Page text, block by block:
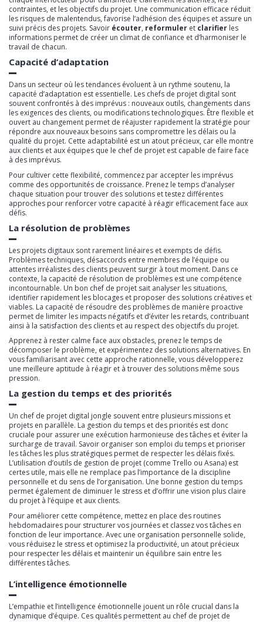
contraintes, et les objectifs du projet. Une communication efficace réduit
les risques de malentendus, favorise l’adhésion des équipes et assure un
suivi précis des projets. Savoir écouter, reformuler et clarifier les
informations permet de créer un climat de confiance et d’harmoniser le
travail de chacun.
Capacité d’adaptation
Dans un secteur où les tendances évoluent à un rythme soutenu, la
capacité d’adaptation est essentielle. Les chefs de projet digital sont
souvent confrontés à des imprévus : nouveaux outils, changements dans
les exigences des clients, ou modifications technologiques. Être flexible et
ouvert au changement permet de réajuster rapidement la stratégie pour
répondre aux nouveaux besoins sans compromettre les délais ou la
qualité du projet. Cette adaptabilité est un atout précieux, car elle montre
aux clients et aux équipes que le chef de projet est capable de faire face
à des imprévus.
Pour cultiver cette flexibilité, commencez par accepter les imprévus
comme des opportunités de croissance. Prenez le temps d’analyser
chaque situation pour trouver des solutions et testez différentes
approches pour renforcer votre capacité à réagir efficacement face aux
défis.
La résolution de problèmes
Les projets digitaux sont rarement linéaires et exempts de défis.
Problèmes techniques, désaccords entre membres de l’équipe ou
attentes irréalistes des clients peuvent surgir à tout moment. Dans ce
contexte, la capacité de résolution de problèmes est une compétence
incontournable. Un bon chef de projet sait analyser les situations,
identifier rapidement les blocages et proposer des solutions créatives et
viables. La capacité de résoudre des problèmes de manière proactive
permet de limiter les impacts négatifs et d’éviter les retards, contribuant
ainsi à la satisfaction des clients et au respect des objectifs du projet.
Apprenez à rester calme face aux obstacles, prenez le temps de
décomposer le problème, et expérimentez des solutions alternatives. En
vous familiarisant avec cette approche rationnelle, vous développerez
une meilleure aptitude à réagir et à trouver des solutions même sous
pression.
La gestion du temps et des priorités
Un chef de projet digital jongle souvent entre plusieurs missions et
projets en parallèle. La gestion du temps et des priorités est donc
cruciale pour assurer une exécution harmonieuse des tâches et éviter la
surcharge de travail. Savoir organiser son emploi du temps et prioriser
les tâches les plus stratégiques permet de respecter les délais fixés.
L’utilisation d’outils de gestion de projet (comme Trello ou Asana) est
certes utile, mais elle ne remplace pas l’importance de la discipline
personnelle et du sens de l’organisation. Une bonne gestion du temps
permet également de diminuer le stress et d’offrir une vision plus claire
du projet à l’équipe et aux clients.
Pour améliorer cette compétence, mettez en place des routines
hebdomadaires pour structurer vos journées et classez vos tâches en
fonction de leur importance. Avec une organisation personnelle solide,
vous réduisez le stress et optimisez la productivité, un atout précieux
pour respecter les délais et maintenir un équilibre sain entre les
différentes tâches.
L’intelligence émotionnelle
L’empathie et l’intelligence émotionnelle jouent un rôle crucial dans la
dynamique d’équipe. Ces qualités permettent au chef de projet de